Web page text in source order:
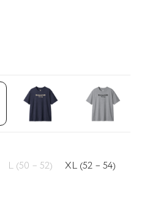
L (50 – 52)
XL (52 – 54)